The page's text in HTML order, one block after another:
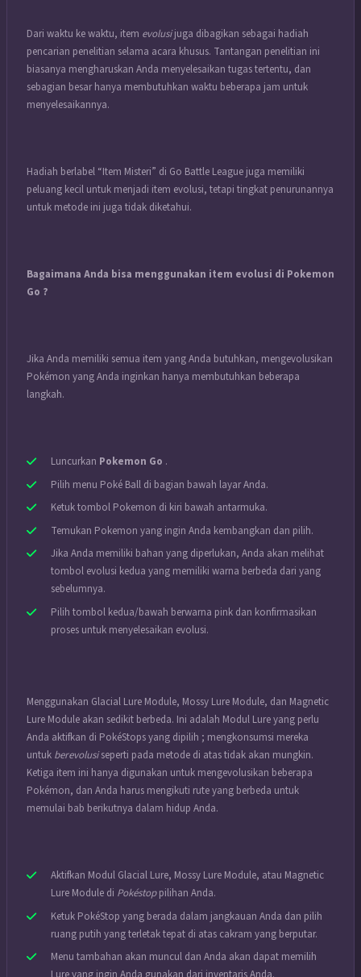
Dari waktu ke waktu, item evolusijuga dibagikan sebagai hadiah
pencarian penelitian selama acara khusus. Tantangan penelitian ini
biasanya mengharuskan Anda menyelesaikan tugas tertentu, dan
sebagian besar hanya membutuhkan waktu beberapa jam untuk
menyelesaikannya.
Hadiah berlabel “Item Misteri” di Go Battle League juga memiliki
peluang kecil untuk menjadi item evolusi, tetapi tingkat penurunannya
untuk metode ini juga tidak diketahui.
Bagaimana Anda bisa menggunakan item evolusi di Pokemon
Go ?
Jika Anda memiliki semua item yang Anda butuhkan, mengevolusikan
Pokémon yang Anda inginkan hanya membutuhkan beberapa
langkah.
Luncurkan Pokemon Go .
Pilih menu Poké Ball di bagian bawah layar Anda.
Ketuk tombol Pokemon di kiri bawah antarmuka.
Temukan Pokemon yang ingin Anda kembangkan dan pilih.
Jika Anda memiliki bahan yang diperlukan, Anda akan melihat
tombol evolusi kedua yang memiliki warna berbeda dari yang
sebelumnya.
Pilih tombol kedua/bawah berwarna pink dan konfirmasikan
proses untuk menyelesaikan evolusi.
Menggunakan Glacial Lure Module, Mossy Lure Module, dan Magnetic
Lure Module akan sedikit berbeda. Ini adalah Modul Lure yang perlu
Anda aktifkan di PokéStops yang dipilih ; mengkonsumsi mereka
untuk berevolusiseperti pada metode di atas tidak akan mungkin.
Ketiga item ini hanya digunakan untuk mengevolusikan beberapa
Pokémon, dan Anda harus mengikuti rute yang berbeda untuk
memulai bab berikutnya dalam hidup Anda.
Aktifkan Modul Glacial Lure, Mossy Lure Module, atau Magnetic
Lure Module di Pokéstoppilihan Anda.
Ketuk PokéStop yang berada dalam jangkauan Anda dan pilih
ruang putih yang terletak tepat di atas cakram yang berputar.
Menu tambahan akan muncul dan Anda akan dapat memilih